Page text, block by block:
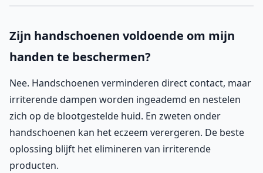
Zijn handschoenen voldoende om mijn
handen te beschermen?
Nee. Handschoenen verminderen direct contact, maar
irriterende dampen worden ingeademd en nestelen
zich op de blootgestelde huid. En zweten onder
handschoenen kan het eczeem verergeren. De beste
oplossing blijft het elimineren van irriterende
producten.